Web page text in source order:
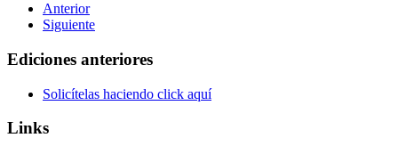
Anterior
Siguiente
Ediciones anteriores
Solicítelas haciendo click aquí
Links